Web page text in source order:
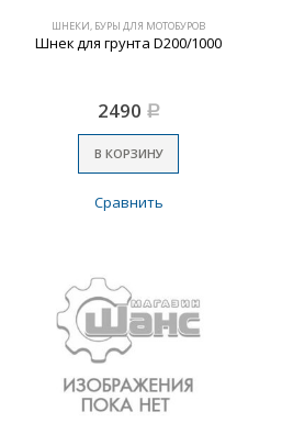
ШНЕКИ, БУРЫ ДЛЯ МОТОБУРОВ
Шнек для грунта D200/1000
2490 Р
В КОРЗИНУ
Сравнить